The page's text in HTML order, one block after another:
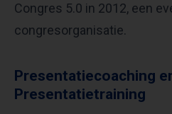
Congres 5.0 in 2012, een
congresorganisatie.
Presentatiecoaching
Presentatietraining